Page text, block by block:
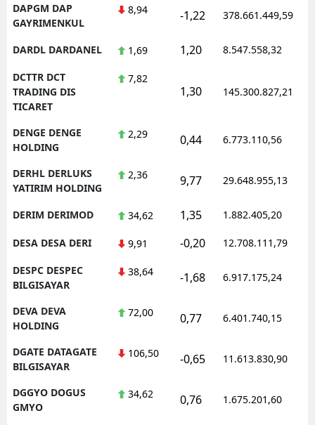
DAPGM DAP
GAYRIMENKUL
8,94 -1,22 378.661.449,59
DARDL DARDANEL 1,69 1,20 8.547.558,32
DCTTR DCT
TRADING DIS
TICARET
7,82
1,30 145.300.827,21
DENGE DENGE
HOLDING
2,29 0,44 6.773.110,56
DERHL DERLUKS
YATIRIM HOLDING
2,36 9,77 29.648.955,13
DERIM DERIMOD 34,62 1,35 1.882.405,20
DESA DESA DERI 9,91 -0,20 12.708.111,79
DESPC DESPEC
BILGISAYAR
38,64 -1,68 6.917.175,24
DEVA DEVA
HOLDING
72,00 0,77 6.401.740,15
DGATE DATAGATE
BILGISAYAR
106,50 -0,65 11.613.830,90
DGGYO DOGUS
GMYO
34,62 0,76 1.675.201,60